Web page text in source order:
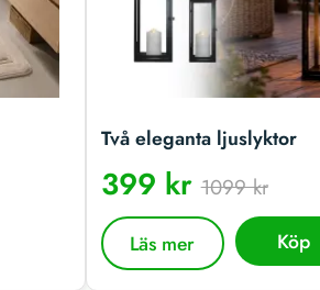
Två eleganta ljuslyktor
399 kr1099 kr
Läs mer Köp